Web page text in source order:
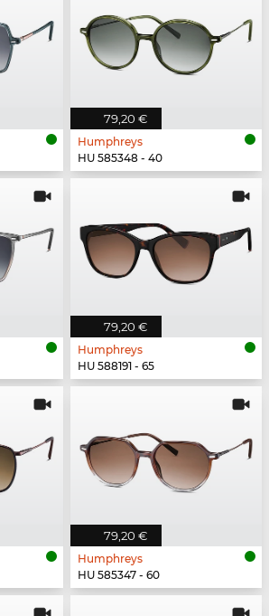
79,20 €
Humphreys
HU 585348 - 40
79,20 €
Humphreys
HU 588191 - 65
79,20 €
Humphreys
HU 585347 - 60